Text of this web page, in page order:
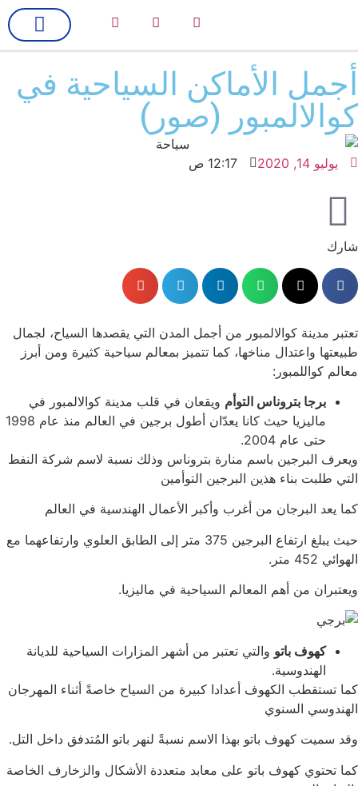
أجمل الأماكن السياحية في
كوالالمبور (صور)
يوليو 14, 2020 12:17 ص
شارك
تعتبر مدينة كوالالمبور من أجمل المدن التي يقصدها السياح، لجمال
طبيعتها واعتدال مناخها، كما تتميز بمعالم سياحية كثيرة ومن أبرز
معالم كواللمبور:
برجا بتروناس التوأم ويقعان في قلب مدينة كوالالمبور في
ماليزيا حيث كانا يعدّان أطول برجين في العالم منذ عام 1998
حتى عام 2004.
ويعرف البرجين باسم منارة بتروناس وذلك نسبة لاسم شركة النفط
التي طلبت بناء هذين البرجين التوأمين
كما يعد البرجان من أغرب وأكبر الأعمال الهندسية في العالم
حيث يبلغ ارتفاع البرجين 375 متر إلى الطابق العلوي وارتفاعهما مع
الهوائي 452 متر.
ويعتبران من أهم المعالم السياحية في ماليزيا.
كهوف باتو والتي تعتبر من أشهر المزارات السياحية للديانة
الهندوسية.
كما تستقطب الكهوف أعدادا كبيرة من السياح خاصةً أثناء المهرجان
الهندوسي السنوي
وقد سميت كهوف باتو بهذا الاسم نسبةً لنهر باتو المُتدفق داخل التل.
كما تحتوي كهوف باتو على معابد متعددة الأشكال والزخارف الخاصة